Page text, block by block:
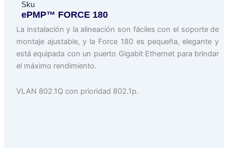
Sku
ePMP™ FORCE 180
La instalación y la alineación son fáciles con el soporte de
montaje ajustable, y la Force 180 es pequeña, elegante y
está equipada con un puerto Gigabit Ethernet para brindar
el máximo rendimiento.
VLAN 802.1Q con prioridad 802.1p.